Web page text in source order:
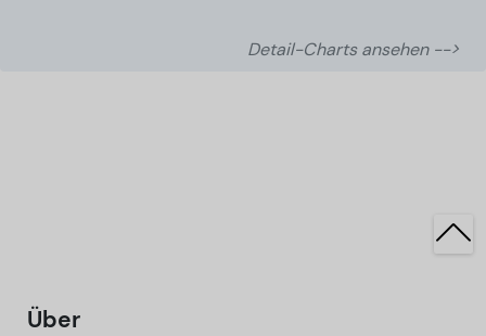
Detail-Charts ansehen -->
Über